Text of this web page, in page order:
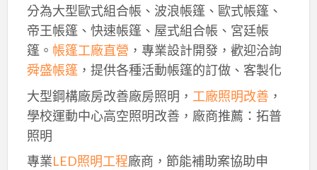
分為大型歐式組合帳、波浪帳篷、歐式帳篷、
帝王帳篷、快速帳篷、屋式組合帳、宮廷帳
篷。 帳篷工廠直營 ，專業設計開發，歡迎洽詢
舜盛帳篷，提供各種活動帳篷的訂做、客製化
大型鋼構廠房改善廠房照明， 工廠照明改善，
學校運動中心高空照明改善，廠商推薦：拓普
照明
專業LED照明工程廠商，節能補助案協助申